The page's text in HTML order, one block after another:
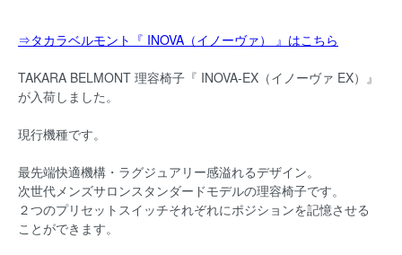
⇒タカラベルモント『 INOVA（イノーヴァ） 』はこちら
TAKARA BELMONT 理容椅子『 INOVA-EX（イノーヴァ EX）』
が入荷しました。
現行機種です。
最先端快適機構・ラグジュアリー感溢れるデザイン。
次世代メンズサロンスタンダードモデルの理容椅子です。
２つのプリセットスイッチそれぞれにポジションを記憶させる
ことができます。